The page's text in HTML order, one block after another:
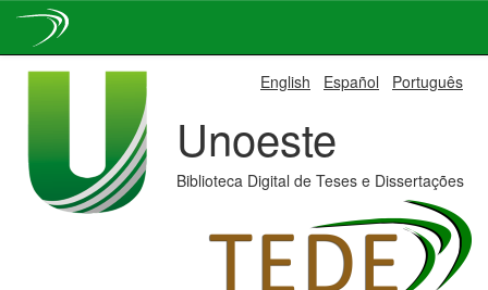
English Español Português
Unoeste
Biblioteca Digital de Teses e Dissertações